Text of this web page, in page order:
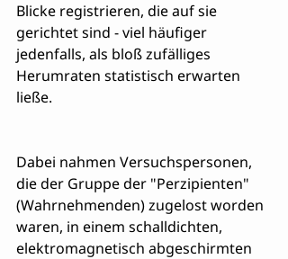
Blicke registrieren, die auf sie
gerichtet sind - viel häufiger
jedenfalls, als bloß zufälliges
Herumraten statistisch erwarten
ließe.
Dabei nahmen Versuchspersonen,
die der Gruppe der "Perzipienten"
(Wahrnehmenden) zugelost worden
waren, in einem schalldichten,
elektromagnetisch abgeschirmten